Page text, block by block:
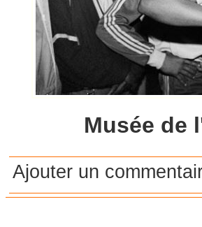
Musée de
Ajouter un